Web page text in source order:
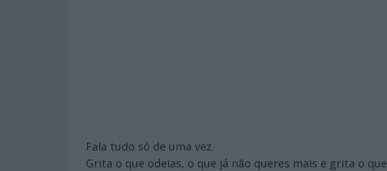
Fala tudo só de uma vez.
Grita o que odeias, o que já não queres mais e grita o